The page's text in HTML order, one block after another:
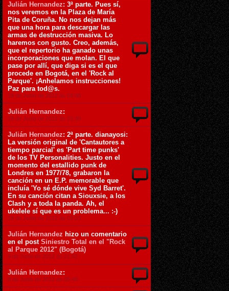
Julián Hernandez: 3ª parte. Pues sí,
nos veremos en la Plaza de María
Pita de Coruña. No nos dejan más
que una hora para descargar las
armas de destrucción masiva. Lo
haremos con gusto. Creo, además,
que el repertorio ha ganado unas
incorporaciones que molan. El que
pase por allí, que diga si es el que
procede en Bogotá, en el 'Rock al
Parque'. ¡Anhelamos instrucciones!
Paz para tod@s.
18 de Junio de 2012 ás 03:48
Julián Hernandez:
18 de Junio de 2012 ás 03:39
Julián Hernandez: 2ª parte. dianayosi:
La versión original de 'Cantautores a
tiempo parcial' es 'Part time punks'
de los TV Personalities. Justo en el
momento del estallido punk de
Londres en 1977/78, grabaron la
canción en un E.P. memorable que
incluía 'Yo sé dónde vive Syd Barret'.
En su canción citan a Siouxsie, a los
Clash y a toda la panda. Ah, el
ukelele sí que es un problema... :-)
18 de Junio de 2012 ás 03:33
Julián Hernandez hizo un comentario
en el post Siniestro Total en el "Rock
al Parque 2012" (Bogotá)
9 de Junio de 2012 ás 21:42
Julián Hernandez:
8 de Junio de 2012 ás 05:48